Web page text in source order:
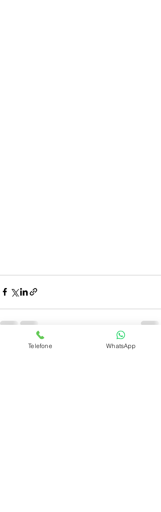
Posts recentes Ver tudo
Telefone WhatsApp